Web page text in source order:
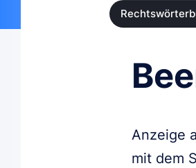
Anzeige
mit dem